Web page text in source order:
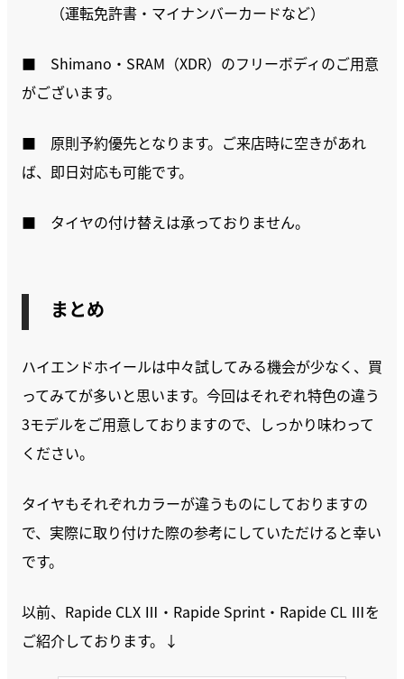
（運転免許書・マイナンバーカードなど）
■ Shimano・SRAM（XDR）のフリーボディのご用意
がございます。
■ 原則予約優先となります。ご来店時に空きがあれ
ば、即日対応も可能です。
■ タイヤの付け替えは承っておりません。
まとめ
ハイエンドホイールは中々試してみる機会が少なく、買
ってみてが多いと思います。今回はそれぞれ特色の違う
3モデルをご用意しておりますので、しっかり味わって
ください。
タイヤもそれぞれカラーが違うものにしておりますの
で、実際に取り付けた際の参考にしていただけると幸い
です。
以前、Rapide CLX Ⅲ・Rapide Sprint・Rapide CL Ⅲを
ご紹介しております。↓